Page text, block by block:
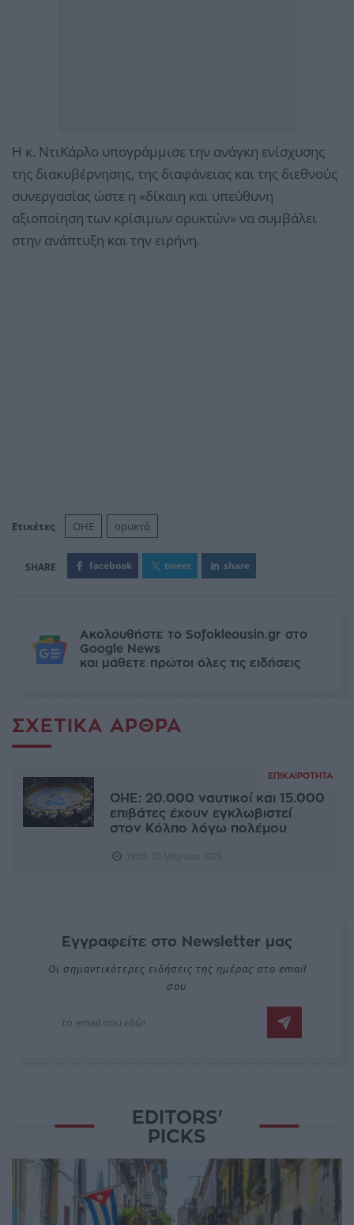
Η κ. ΝτιΚάρλο υπογράμμισε την ανάγκη ενίσχυσης
της διακυβέρνησης, της διαφάνειας και της διεθνούς
συνεργασίας ώστε η «δίκαιη και υπεύθυνη
αξιοποίηση των κρίσιμων ορυκτών» να συμβάλει
στην ανάπτυξη και την ειρήνη.
Ετικέτες ΟΗΕ ορυκτά
facebook tweet share
Ακολουθήστε το Sofokleousin.gr στο
Google News
και μάθετε πρώτοι όλες τις ειδήσεις
ΣΧΕΤΙΚΆ ΆΡΘΡΑ
ΕΠΙΚΑΙΡΌΤΗΤΑ
ΟΗΕ: 20.000 ναυτικοί και 15.000
επιβάτες έχουν εγκλωβιστεί
στον Κόλπο λόγω πολέμου
Εγγραφείτε στο Newsletter μας
Οι σημαντικότερες ειδήσεις της ημέρας στο email
σου
EDITORS'
PICKS